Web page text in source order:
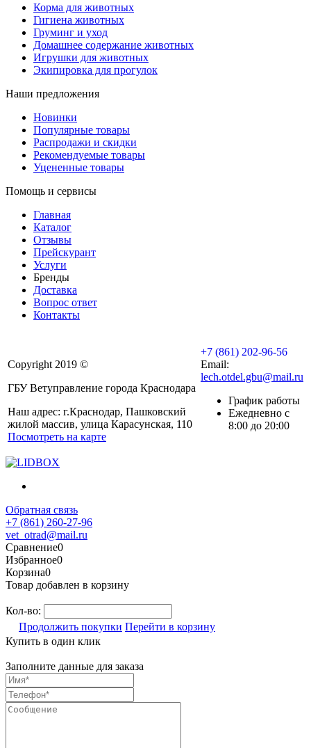
Корма для животных
Гигиена животных
Груминг и уход
Домашнее содержание животных
Игрушки для животных
Экипировка для прогулок
Наши предложения
Новинки
Популярные товары
Распродажи и скидки
Рекомендуемые товары
Уцененные товары
Помощь и сервисы
Главная
Каталог
Отзывы
Прейскурант
Услуги
Бренды
Доставка
Вопрос ответ
Контакты
Copyright 2019 ©
ГБУ Ветуправление города Краснодара
Наш адрес: г.Краснодар, Пашковский
жилой массив, улица Карасунская, 110
Посмотреть на карте
+7 (861) 202-96-56
Email:
lech.otdel.gbu@mail.ru
График работы
Ежедневно с
8:00 до 20:00
Обратная связь
+7 (861) 260-27-96
vet_otrad@mail.ru
Сравнение0
Избранное0
Корзина0
Товар добавлен в корзину
Кол-во:
Продолжить покупки Перейти в корзину
Купить в один клик
Заполните данные для заказа